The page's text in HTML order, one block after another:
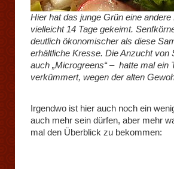
Hier hat das junge Grün eine
vielleicht 14 Tage gekeimt.
deutlich ökonomischer als diese
erhältliche Kresse. Die Anzucht von
auch „Microgreens“ – hatte mal ein
verkümmert, wegen der alten
Irgendwo ist hier auch noch ein
auch mehr sein dürfen, aber mehr
mal den Überblick zu bekommen: